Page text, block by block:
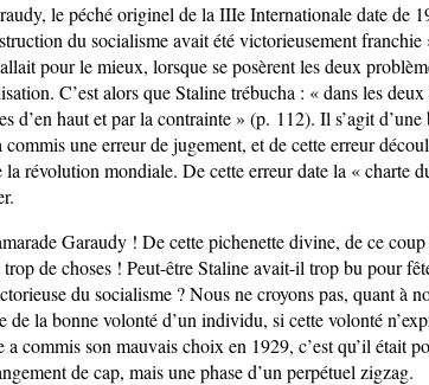
le péché originel de la IIIe Internationale date de
du socialisme avait été victorieusement
pour le mieux, lorsque se posèrent les deux
C’est alors que Staline trébucha : « dans les
d’en haut et par la contrainte » (p. 112). Il s’agit
une erreur de jugement, et de cette erreur
révolution mondiale. De cette erreur date la « charte
Garaudy ! De cette pichenette divine, de ce coup
de choses ! Peut-être Staline avait-il trop bu pour
du socialisme ? Nous ne croyons pas, quant à
de la bonne volonté d’un individu, si cette volonté
a commis son mauvais choix en 1929, c’est qu’il était
de cap, mais une phase d’un perpétuel zigzag.